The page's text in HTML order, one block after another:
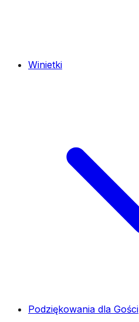
Winietki
Podziękowania dla Gości